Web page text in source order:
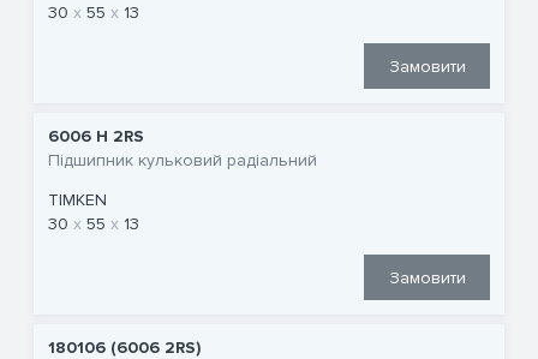
30
55 13
Замовити
6006 H 2RS
Підшипник кульковий радіальний
TIMKEN
30
55 13
Замовити
180106 (6006 2RS)